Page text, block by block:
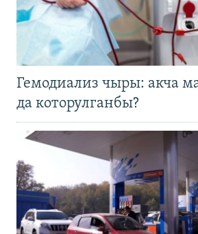
Гемодиализ чыры: акча
да которулганбы?